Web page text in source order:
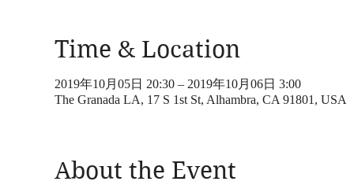
Time & Location
2019年10月05日 20:30 – 2019年10月06日 3:00
The Granada LA, 17 S 1st St, Alhambra, CA 91801, USA
About the Event